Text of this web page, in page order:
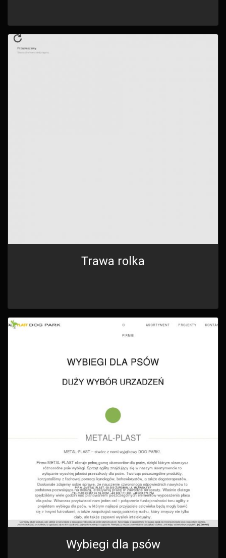
Trawa rolka
Wybiegi dla psów